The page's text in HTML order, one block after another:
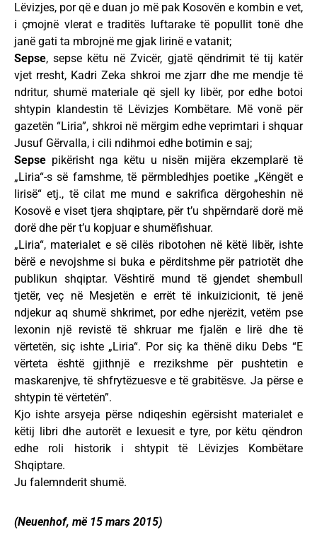
Lëvizjes, por që e duan jo më pak Kosovën e kombin e vet,
i çmojnë vlerat e traditës luftarake të popullit tonë dhe
janë gati ta mbrojnë me gjak lirinë e vatanit;
Sepse, sepse këtu në Zvicër, gjatë qëndrimit të tij katër
vjet rresht, Kadri Zeka shkroi me zjarr dhe me mendje të
ndritur, shumë materiale që sjell ky libër, por edhe botoi
shtypin klandestin të Lëvizjes Kombëtare. Më vonë për
gazetën “Liria”, shkroi në mërgim edhe veprimtari i shquar
Jusuf Gërvalla, i cili ndihmoi edhe botimin e saj;
Sepse pikërisht nga këtu u nisën mijëra ekzemplarë të
„Liria“-s së famshme, të përmbledhjes poetike „Këngët e
lirisë“ etj., të cilat me mund e sakrifica dërgoheshin në
Kosovë e viset tjera shqiptare, për t’u shpërndarë dorë më
dorë dhe për t’u kopjuar e shumëfishuar.
„Liria“, materialet e së cilës ribotohen në këtë libër, ishte
bërë e nevojshme si buka e përditshme për patriotët dhe
publikun shqiptar. Vështirë mund të gjendet shembull
tjetër, veç në Mesjetën e errët të inkuizicionit, të jenë
ndjekur aq shumë shkrimet, por edhe njerëzit, vetëm pse
lexonin një revistë të shkruar me fjalën e lirë dhe të
vërtetën, siç ishte „Liria“. Por siç ka thënë diku Debs “E
vërteta është gjithnjë e rrezikshme për pushtetin e
maskarenjve, të shfrytëzuesve e të grabitësve. Ja përse e
shtypin të vërtetën”.
Kjo ishte arsyeja përse ndiqeshin egërsisht materialet e
këtij libri dhe autorët e lexuesit e tyre, por këtu qëndron
edhe roli historik i shtypit të Lëvizjes Kombëtare
Shqiptare.
Ju falemnderit shumë.
(Neuenhof, më 15 mars 2015)